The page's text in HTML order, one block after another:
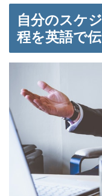
自分のスケ
程を英語で